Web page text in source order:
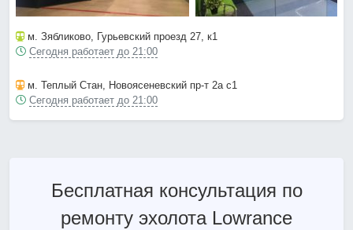
м. Зябликово, Гурьевский проезд 27, к1
Сегодня работает до 21:00
м. Теплый Стан, Новоясеневский пр-т 2а с1
Сегодня работает до 21:00
Бесплатная консультация по
ремонту эхолота Lowrance